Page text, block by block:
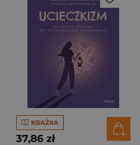
KSIĄŻKA
37,86 zł